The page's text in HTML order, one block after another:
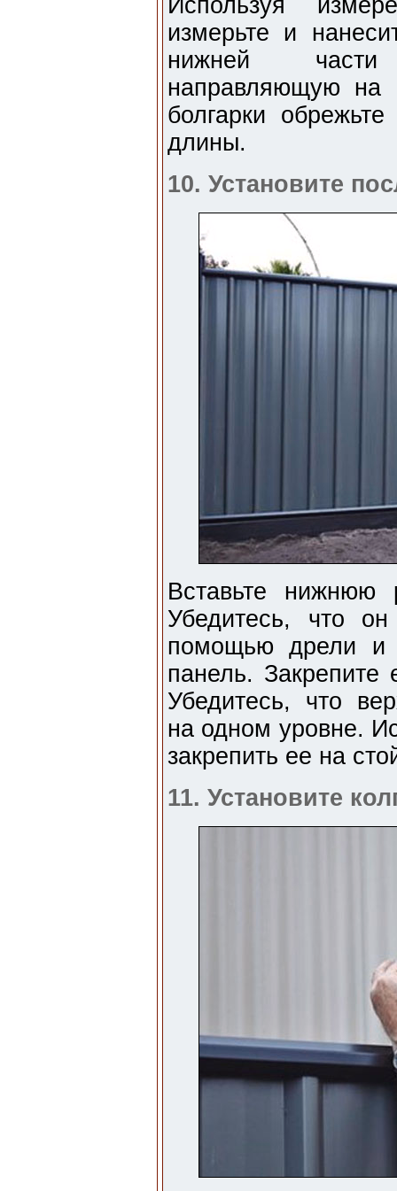
Используя
измерьте и
нижней части
направляющую на
болгарки
длины.
10. Установите
Вставьте нижнюю
Убедитесь, что
помощью дрели и
панель.
Убедитесь, что
на одном уровне.
закрепить ее на
11. Установите